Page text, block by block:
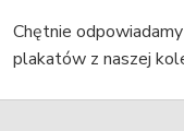
Chętnie
plakatów z naszej